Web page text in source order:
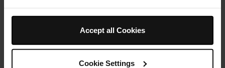
Accept all Cookies
Cookie Settings